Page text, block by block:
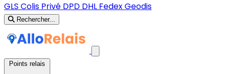
GLS Colis Privé DPD DHL FedexGeodis
Rechercher...